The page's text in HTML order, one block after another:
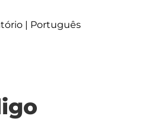
| Português